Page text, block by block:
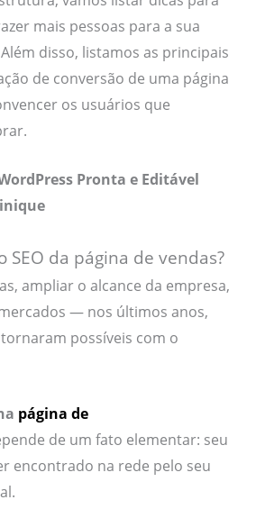
mais pessoas para a sua
disso, listamos as principais
de conversão de uma página
os usuários que
Pronta e Editável
SEO da página de vendas?
ampliar o alcance da empresa,
— nos últimos anos,
possíveis com o
página de
de um fato elementar: seu
encontrado na rede pelo seu